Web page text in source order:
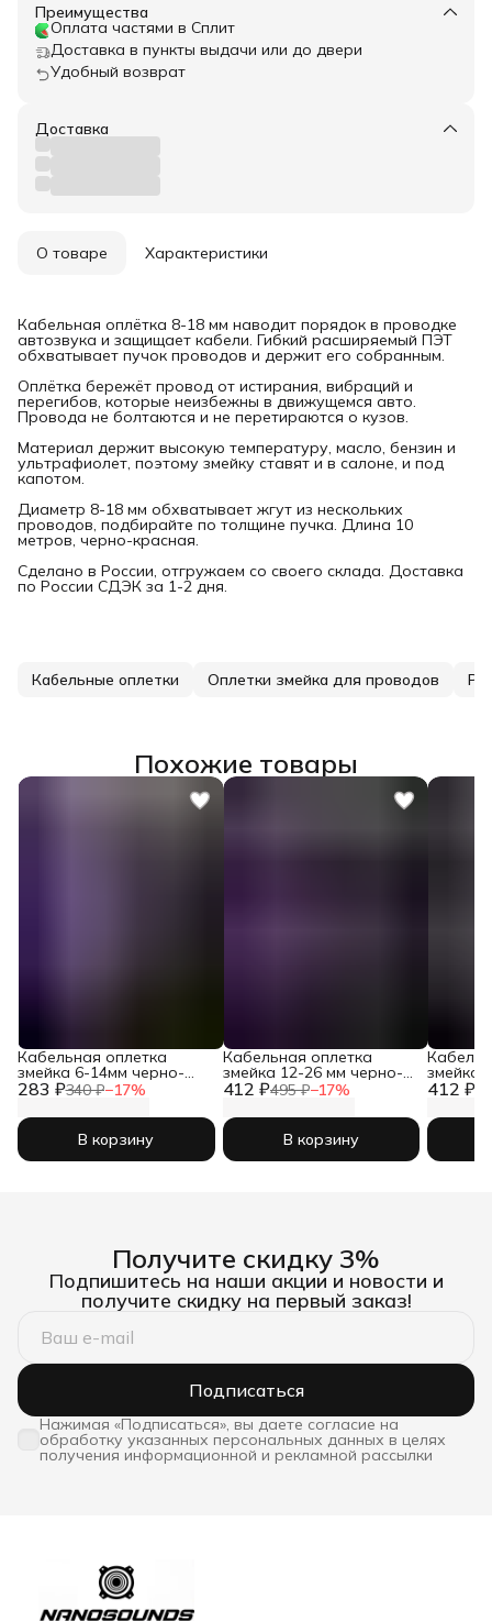
Преимущества
Оплата частями в Сплит
Доставка в пункты выдачи или до двери
Удобный возврат
Доставка
О товаре Характеристики
Кабельная оплётка 8-18 мм наводит порядок в проводке
автозвука и защищает кабели. Гибкий расширяемый ПЭТ
обхватывает пучок проводов и держит его собранным.
Оплётка бережёт провод от истирания, вибраций и
перегибов, которые неизбежны в движущемся авто.
Провода не болтаются и не перетираются о кузов.
Материал держит высокую температуру, масло, бензин и
ультрафиолет, поэтому змейку ставят и в салоне, и под
капотом.
Диаметр 8-18 мм обхватывает жгут из нескольких
проводов, подбирайте по толщине пучка. Длина 10
метров, черно-красная.
Сделано в России, отгружаем со своего склада. Доставка
по России СДЭК за 1-2 дня.
Кабельные оплетки Оплетки змейка для проводов
Похожие товары
283 ₽340 ₽−17%
Кабельная оплетка
змейка 6-14мм черно-
фиолетовая
В корзину
412 ₽495 ₽−17%
Кабельная оплетка
змейка 12-26 мм черно-
фиолетовая
В корзину
412 ₽
змейка
Получите скидку 3%
Подпишитесь на наши акции и новости и
получите скидку на первый заказ!
Подписаться
Нажимая «Подписаться», вы даете согласие на
обработку указанных персональных данных в целях
получения информационной и рекламной рассылки